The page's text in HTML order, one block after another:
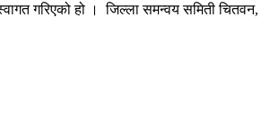
गरिएको हो । जिल्ला समन्वय समिती